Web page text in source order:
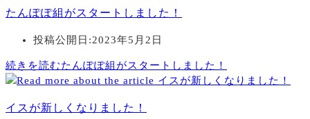
たんぽぽ組がスタートしました！
投稿公開日:2023年5月2日
続きを読むたんぽぽ組がスタートしました！
イスが新しくなりました！